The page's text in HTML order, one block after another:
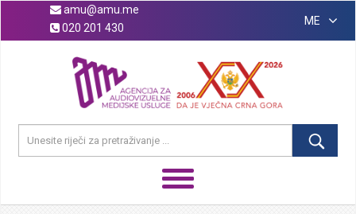
amu@amu.me
020 201 430
ME